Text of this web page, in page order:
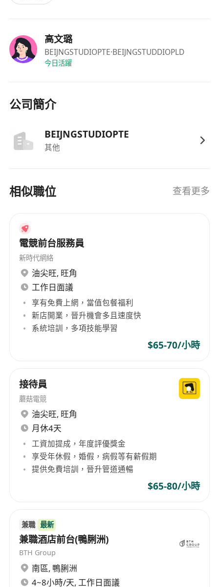
高文璐
BEIJNGSTUDIOPTE·BEIJNGSTUDDIOPLD
今日活躍
公司簡介
BEIJNGSTUDIOPTE
其他
相似職位 查看更多
電競前台服務員
新時代網絡
油尖旺, 旺角
工作日面議
享有免費上網，當值包餐福利
新店開業，晉升機會多且速度快
系統培訓，多項技能學習
$65-70/小時
接待員
蘑菇電競
油尖旺, 旺角
月休4天
工資加提成，年度評優獎金
享受年休假，婚假，病假等有薪假期
提供免費培訓，晉升管道通暢
$65-80/小時
兼職 最新
兼職酒店前台(鴨脷洲)
BTH Group
南區, 鴨脷洲
4~8小時/天, 工作日面議